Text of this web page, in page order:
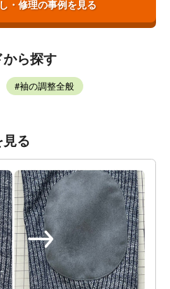
・修理の事例を見る
ら探す
袖の調整全般
る